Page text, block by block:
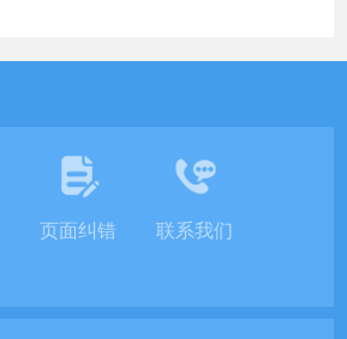
页面纠错 联系我们